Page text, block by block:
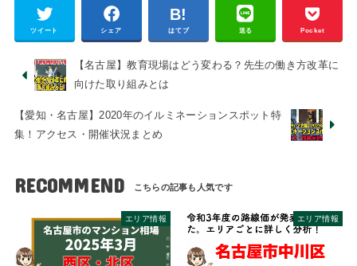
ツイート シェア はてブ 送る Pocket
【名古屋】教育現場はどう変わる？先生の働き方改革に
向けた取り組みとは
【愛知・名古屋】2020年のイルミネーションスポット特
集！アクセス・開催状況まとめ
RECOMMEND
エリア情報 エリア情報